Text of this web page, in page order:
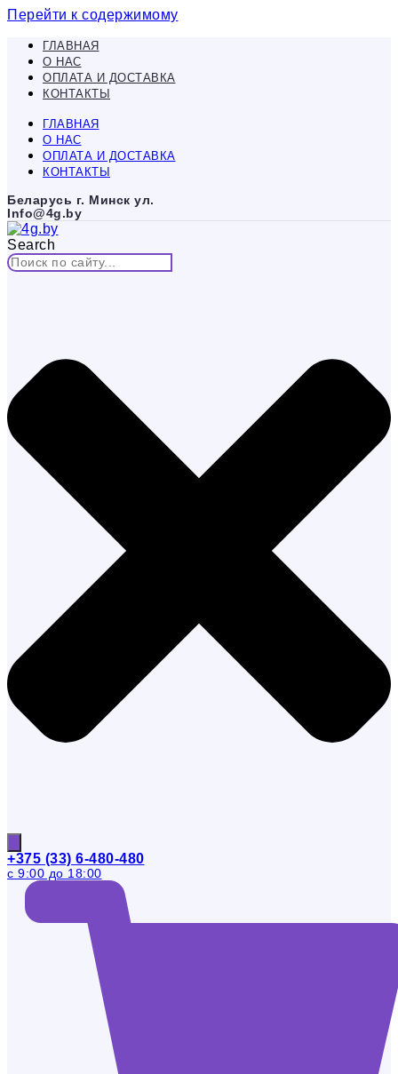
Перейти к содержимому
ГЛАВНАЯ
О НАС
ОПЛАТА И ДОСТАВКА
КОНТАКТЫ
ГЛАВНАЯ
О НАС
ОПЛАТА И ДОСТАВКА
КОНТАКТЫ
Беларусь г. Минск ул.
Info@4g.by
Search
+375 (33) 6-480-480
с 9:00 до 18:00